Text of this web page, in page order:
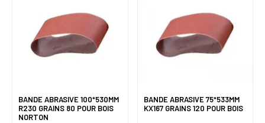
BANDE ABRASIVE 100*530MM
R230 GRAINS 80 POUR BOIS
NORTON
BANDE ABRASIVE 75*533MM
KX167 GRAINS 120 POUR BOIS